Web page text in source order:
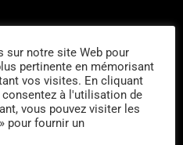
notre site Web pour
pertinente en mémorisant
vos visites. En cliquant
consentez à l'utilisation de
vous pouvez visiter les
pour fournir un